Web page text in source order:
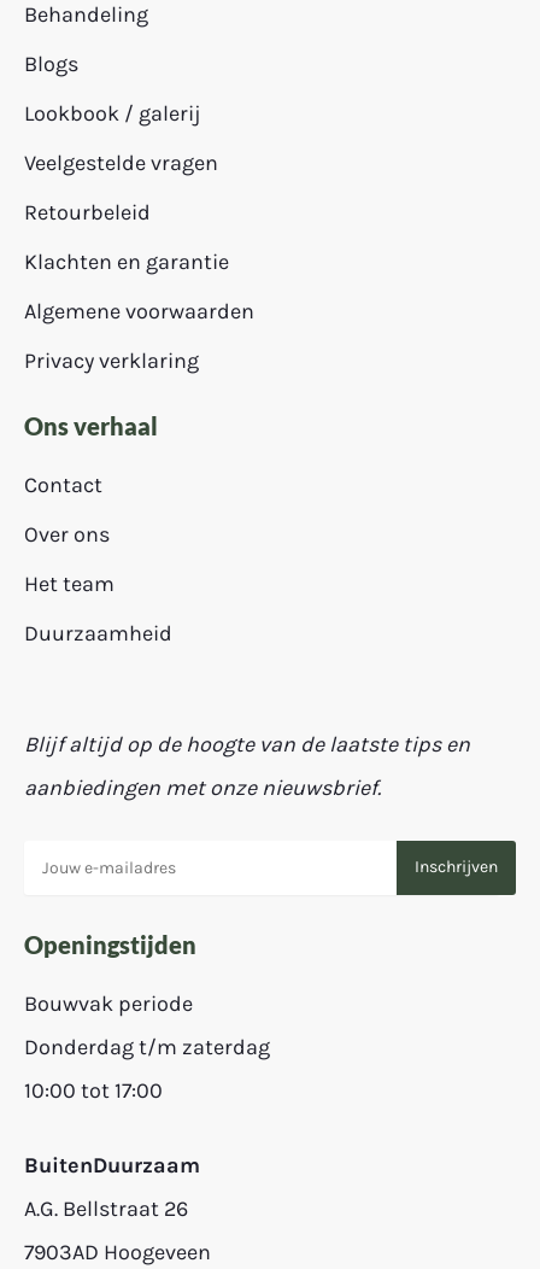
Behandeling
Blogs
Lookbook / galerij
Veelgestelde vragen
Retourbeleid
Klachten en garantie
Algemene voorwaarden
Privacy verklaring
Ons verhaal
Contact
Over ons
Het team
Duurzaamheid
Blijf altijd op de hoogte van de laatste tips en
aanbiedingen met onze nieuwsbrief.
Openingstijden
Bouwvak periode
Donderdag t/m zaterdag
10:00 tot 17:00
BuitenDuurzaam
A.G. Bellstraat 26
7903AD Hoogeveen